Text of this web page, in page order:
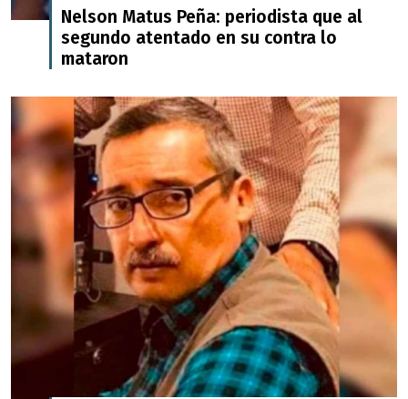
Nelson Matus Peña: periodista que al
segundo atentado en su contra lo
mataron